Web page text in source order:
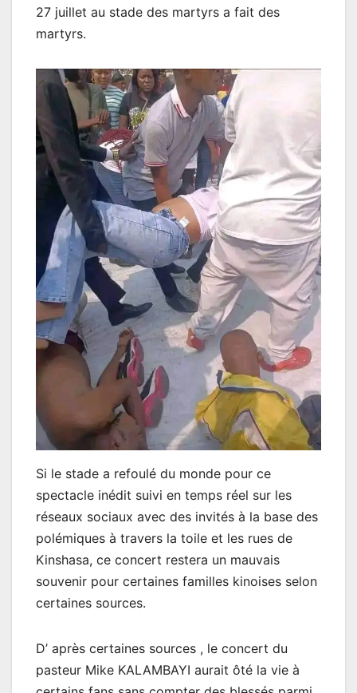
27 juillet au stade des martyrs a fait des
martyrs.
Si le stade a refoulé du monde pour ce
spectacle inédit suivi en temps réel sur les
réseaux sociaux avec des invités à la base des
polémiques à travers la toile et les rues de
Kinshasa, ce concert restera un mauvais
souvenir pour certaines familles kinoises selon
certaines sources.
D’ après certaines sources , le concert du
pasteur Mike KALAMBAYI aurait ôté la vie à